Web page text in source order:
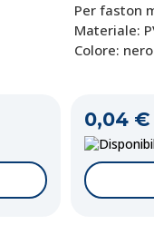
Per faston
Materiale:
Colore: nero
0,04 €